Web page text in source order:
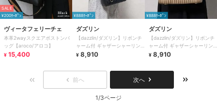
SALE
¥200ｸｰﾎﾟﾝ
ヴィータフェリーチェ
本革2wayスクエアボストンバ
ッグ【aroco/アロコ】
¥ 15,400
¥888ｸｰﾎﾟﾝ
ダズリン
【dazzlin/ダズリン】リボンチ
ャーム付 ギャザーシャーリン
グボストンバッグ
¥ 8,910
¥888ｸｰﾎﾟﾝ
ダズリン
【dazzlin/ダズリン】リボンチ
ャーム付 ギャザーシャーリン
グボストンバッグ
¥ 8,910
前へ 次へ
1/3ページ